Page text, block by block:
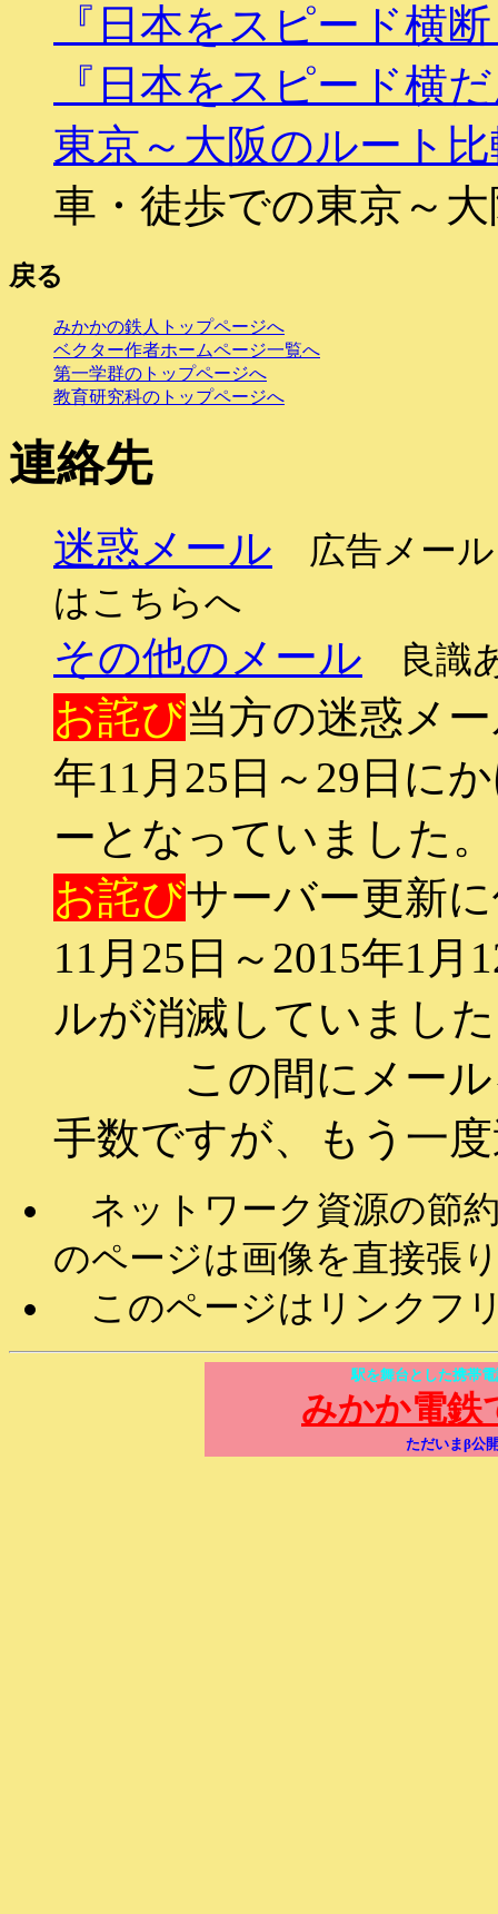
『日本をスピード横
『日本をスピード横
東京～大阪のルート
車・徒歩での東京～
戻る
みかかの鉄人トップページへ
ベクター作者ホームページ一覧へ
第一学群のトップページへ
教育研究科のトップページへ
連絡先
迷惑メール 広告メール
はこちらへ
その他のメール 良識
お詫び当方の迷惑メ
年11月25日～29日に
ーとなっていました。
お詫びサーバー更新
11月25日～2015年1
ルが消滅していまし
この間にメールを
手数ですが、もう一
ネットワーク資源の節
のページは画像を直接張
このページはリンクフ
駅を舞台とした携帯
みかか電鉄
ただいまβ公